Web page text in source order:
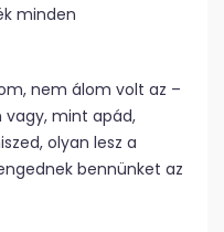
minden
nem álom volt az –
vagy, mint apád,
olyan lesz a
bennünket az